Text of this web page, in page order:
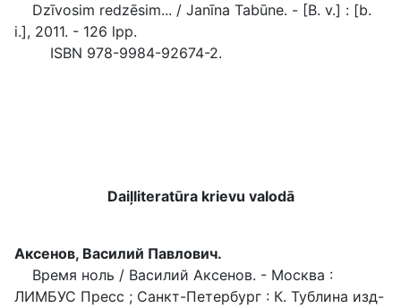
Dzīvosim redzēsim... / Janīna Tabūne. - [B. v.] : [b.
i.], 2011. - 126 lpp.
ISBN 978-9984-92674-2.
Daiļliteratūra krievu valodā
Аксенов, Василий Павлович.
Время ноль / Василий Аксенов. - Москва :
ЛИМБУС Пресс ; Санкт-Петербург : К. Тублина изд-